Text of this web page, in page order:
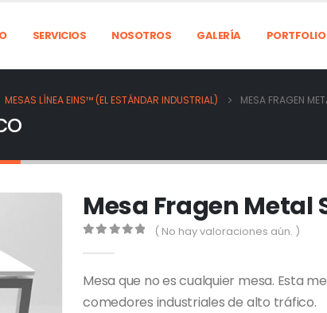
SERVICIOS NOSOTROS GALERÍA PORTFOLIO
MESAS LÍNEA EINS™ (EL ESTÁNDAR INDUSTRIAL) MESA FRAGEN
Mesa Fragen Metal
( No hay valoraciones aún. )
Mesa que no es cualquier mesa. Esta
comedores industriales de alto tráfico.